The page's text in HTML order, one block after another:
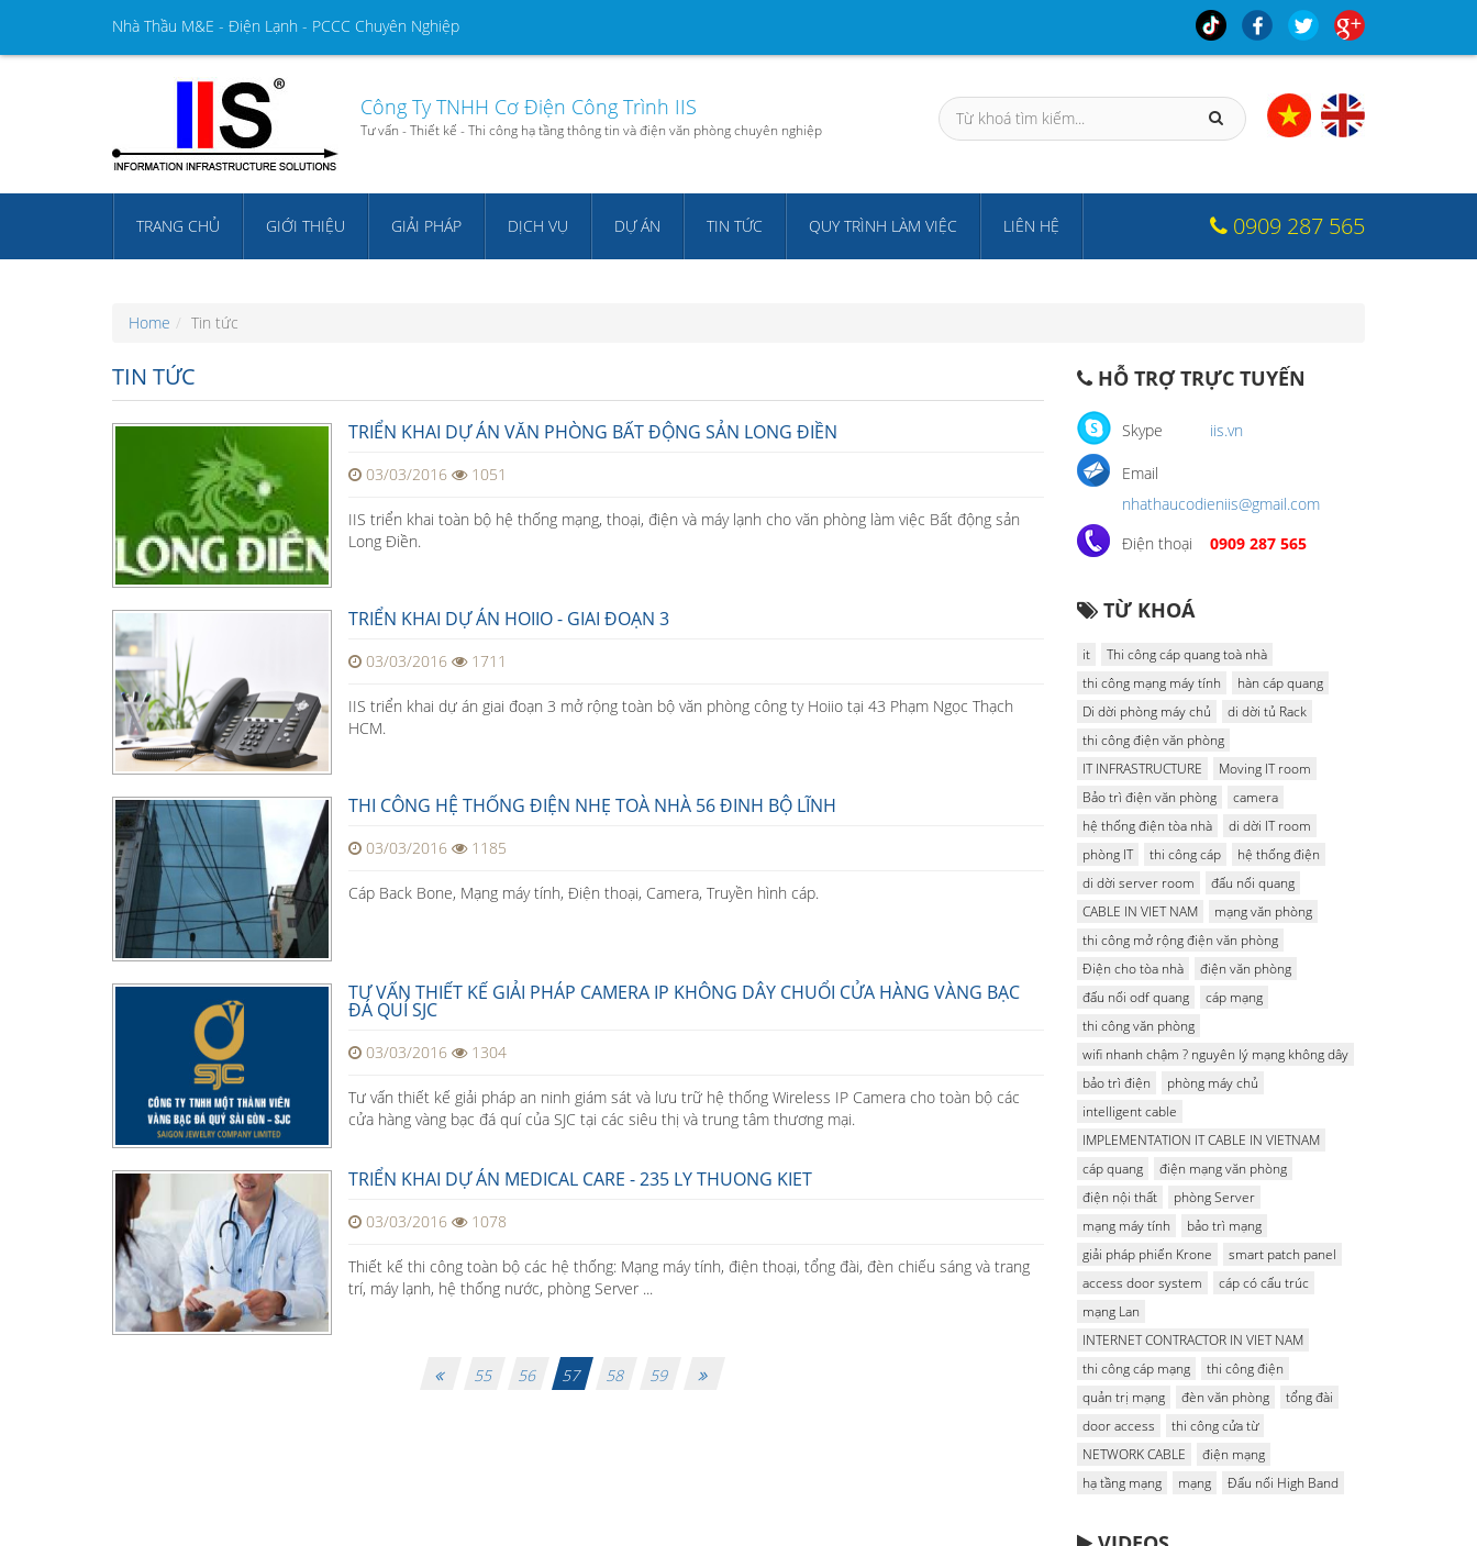
Nhà Thầu M&E - Điện Lạnh - PCCC Chuyên Nghiệp
Công Ty TNHH Cơ Điện Công Trình IIS
Tư vấn - Thiết kế - Thi công hạ tầng thông tin và điện văn phòng chuyên nghiệp
TRANG CHỦ GIỚI THIỆU GIẢI PHÁP DỊCH VỤ DỰ ÁN TIN TỨC QUY TRÌNH LÀM VIỆC LIÊN HỆ 0909 287 565
Home Tin tức
TIN TỨC
TRIỂN KHAI DỰ ÁN VĂN PHÒNG BẤT ĐỘNG SẢN LONG ĐIỀN
03/03/2016 1051
IIS triển khai toàn bộ hệ thống mạng, thoại, điện và máy lạnh cho văn phòng làm việc Bất động sản
Long Điền.
TRIỂN KHAI DỰ ÁN HOIIO - GIAI ĐOẠN 3
03/03/2016 1711
IIS triển khai dự án giai đoạn 3 mở rộng toàn bộ văn phòng công ty Hoiio tại 43 Phạm Ngọc Thạch
HCM.
THI CÔNG HỆ THỐNG ĐIỆN NHẸ TOÀ NHÀ 56 ĐINH BỘ LĨNH
03/03/2016 1185
Cáp Back Bone, Mạng máy tính, Điện thoại, Camera, Truyền hình cáp.
TƯ VẤN THIẾT KẾ GIẢI PHÁP CAMERA IP KHÔNG DÂY CHUỔI CỬA HÀNG VÀNG BẠC
ĐÁ QUÍ SJC
03/03/2016 1304
Tư vấn thiết kế giải pháp an ninh giám sát và lưu trữ hệ thống Wireless IP Camera cho toàn bộ các
cửa hàng vàng bạc đá quí của SJC tại các siêu thị và trung tâm thương mại.
TRIỂN KHAI DỰ ÁN MEDICAL CARE - 235 LY THUONG KIET
03/03/2016 1078
Thiết kế thi công toàn bộ các hệ thống: Mạng máy tính, điện thoại, tổng đài, đèn chiếu sáng và trang
trí, máy lạnh, hệ thống nước, phòng Server ...
55 56 57 58 59
HỖ TRỢ TRỰC TUYẾN
Skype iis.vn
Email
nhathaucodieniis@gmail.com
Điện thoại
0909 287 565
TỪ KHOÁ
it
Thi công cáp quang toà nhà
thi công mạng máy tính
hàn cáp quang
Di dời phòng máy chủ
di dời tủ Rack
thi công điện văn phòng
IT INFRASTRUCTURE
Moving IT room
Bảo trì điện văn phòng
camera
hệ thống điện tòa nhà
di dời IT room
phòng IT
thi công cáp
hệ thống điện
di dời server room
đấu nối quang
CABLE IN VIET NAM
mạng văn phòng
thi công mở rộng điện văn phòng
Điện cho tòa nhà
điện văn phòng
đấu nối odf quang
cáp mạng
thi công văn phòng
wifi nhanh chậm ? nguyên lý mạng không dây
bảo trì điện
phòng máy chủ
intelligent cable
IMPLEMENTATION IT CABLE IN VIETNAM
cáp quang
điện mạng văn phòng
điện nội thất
phòng Server
mạng máy tính
bảo trì mạng
giải pháp phiến Krone
smart patch panel
access door system
cáp có cấu trúc
mạng Lan
INTERNET CONTRACTOR IN VIET NAM
thi công cáp mạng
thi công điện
quản trị mạng
đèn văn phòng
tổng đài
door access
thi công cửa từ
NETWORK CABLE
điện mạng
hạ tầng mạng
mạng Đấu nối High Band